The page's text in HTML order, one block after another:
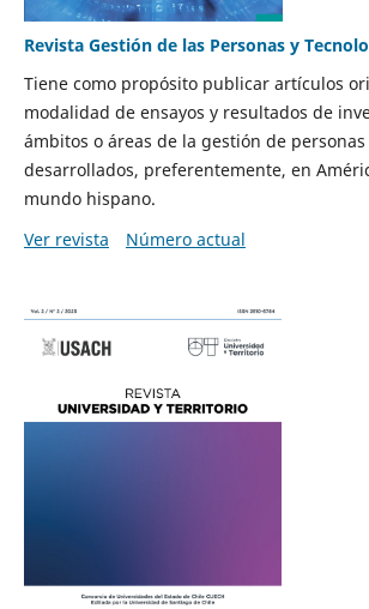
Revista Gestión de las Personas y
Tiene como propósito publicar artículos
modalidad de ensayos y resultados de
ámbitos o áreas de la gestión de
desarrollados, preferentemente, en
mundo hispano.
Ver revista
Número actual